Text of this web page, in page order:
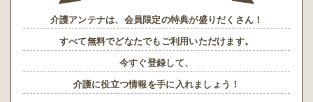
介護アンテナは、会員限定の特典が盛りだくさん！
すべて無料でどなたでもご利用いただけます。
今すぐ登録して、
介護に役立つ情報を手に入れましょう！